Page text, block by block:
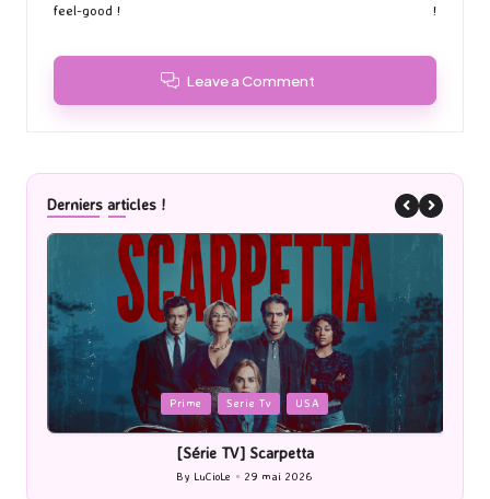
feel-good !
!
Leave a Comment
Derniers articles !
Posted
in
Prime Serie Tv USA
[Série TV] Scarpetta
Posted
By LuCioLe 29 mai 2026